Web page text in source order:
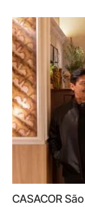
CASACOR